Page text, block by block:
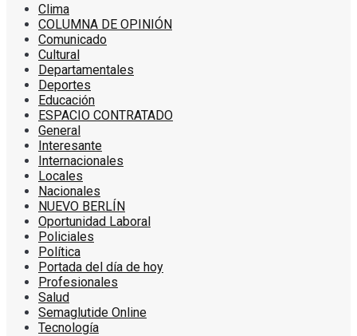
Clima
COLUMNA DE OPINIÓN
Comunicado
Cultural
Departamentales
Deportes
Educación
ESPACIO CONTRATADO
General
Interesante
Internacionales
Locales
Nacionales
NUEVO BERLÍN
Oportunidad Laboral
Policiales
Política
Portada del día de hoy
Profesionales
Salud
Semaglutide Online
Tecnología